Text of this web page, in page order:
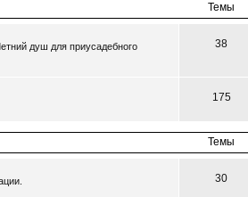
Темы
душ для приусадебного
38
175
Темы
30